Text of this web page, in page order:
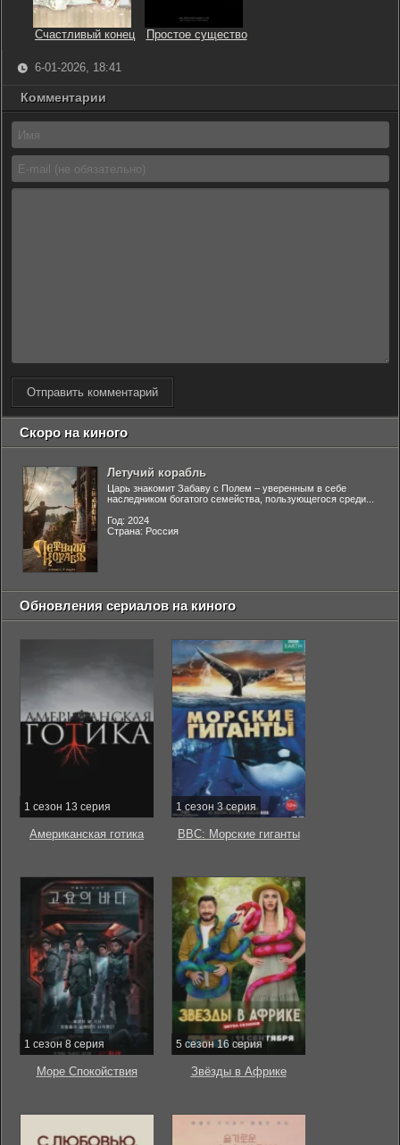
Счастливый конец Простое существо
6-01-2026, 18:41
Комментарии
Отправить комментарий
Скоро на киного
Летучий корабль
Царь знакомит Забаву с Полем – уверенным в себе
наследником богатого семейства, пользующегося среди...
Год: 2024
Страна: Россия
Обновления сериалов на киного
1 сезон 13 серия
Американская готика
1 сезон 3 серия
BBC: Морские гиганты
1 сезон 8 серия
Море Спокойствия
5 сезон 16 серия
Звёзды в Африке